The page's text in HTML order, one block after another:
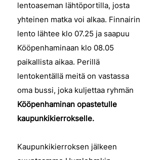
lentoaseman lähtöportilla, josta
yhteinen matka voi alkaa. Finnairin
lento lähtee klo 07.25 ja saapuu
Kööpenhaminaan klo 08.05
paikallista aikaa. Perillä
lentokentällä meitä on vastassa
oma bussi, joka kuljettaa ryhmän
Kööpenhaminan opastetulle
kaupunkikierrokselle.
Kaupunkikierroksen jälkeen